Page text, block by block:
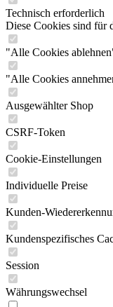
Technisch erforderlich
Diese Cookies sind für
"Alle Cookies
"Alle Cookies
Ausgewählter Shop
CSRF-Token
Cookie-Einstellungen
Individuelle Preise
Kunden-
Kundenspezifisches
Session
Währungswechsel